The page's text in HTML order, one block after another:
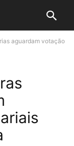
aguardam votação